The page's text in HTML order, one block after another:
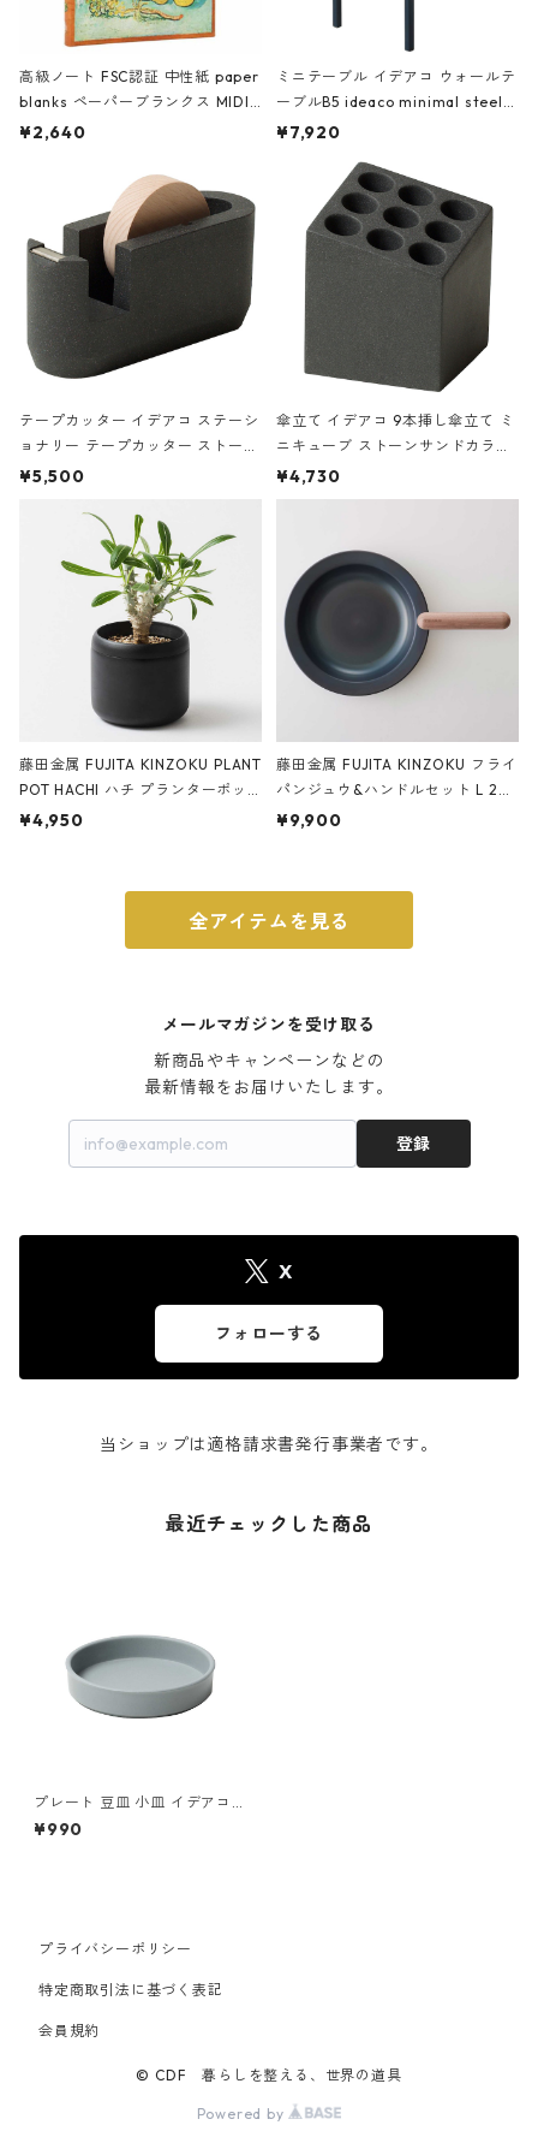
高級ノート FSC認証 中性紙 paper
blanks ペーパーブランクス MIDI
ハードカバー 罫線 ヴァン・ゴッホ
¥2,640
ミニテーブル イデアコ ウォールテ
ーブルB5 ideaco minimal steel f
urniture WALL Table B5 ネイビー
¥7,920
テープカッター イデアコ ステーシ
ョナリー テープカッター ストーン
サンドカラー 石調 ideaco Station
¥5,500
傘立て イデアコ 9本挿し傘立て ミ
ニキューブ ストーンサンドカラー
石調 ideaco Umbrella Stand CUB
E ストーンサンドブラック
¥4,730
藤田金属 FUJITA KINZOKU PLANT
POT HACHI ハチ プランターポッ
ト 3号 ブラック
¥4,950
藤田金属 FUJITA KINZOKU フライ
パンジュウ&ハンドルセット L 24c
m ガス火・IH対応 鉄フライパン
¥9,900
全アイテムを見る
メールマガジンを受け取る
新商品やキャンペーンなどの
最新情報をお届けいたします。
登録
X
フォローする
当ショップは適格請求書発行事業者です。
最近チェックした商品
プレート 豆皿 小皿 イデアコ
テーブルウェア ワモノ 9.5H id
eaco WAMONO 9.5H ajisai
¥990
プライバシーポリシー
特定商取引法に基づく表記
会員規約
© CDF 暮らしを整える、世界の道具
Powered by